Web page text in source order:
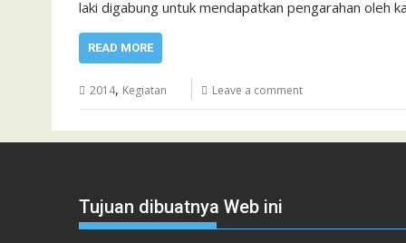
laki digabung untuk mendapatkan pengarahan oleh
READ MORE
2014, Kegiatan Leave a comment
Tujuan dibuatnya Web ini